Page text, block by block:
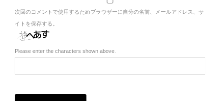
次回のコメントで使用するためブラウザーに自分の名前、メールアドレス、サ
イトを保存する。
Please enter the characters shown above.